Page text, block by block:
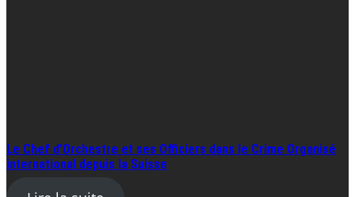
Le Chef d’Orchestre et ses Officiers dans le Crime Organisé
international depuis la Suisse